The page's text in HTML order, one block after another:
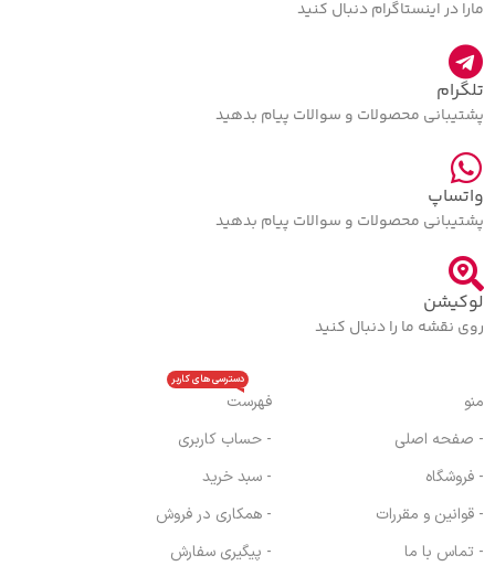
مارا در اینستاگرام دنبال کنید
تلگرام
پشتیبانی محصولات و سوالات پیام بدهید
واتساپ
پشتیبانی محصولات و سوالات پیام بدهید
لوکیشن
روی نقشه ما را دنبال کنید
منو
- صفحه اصلی
- فروشگاه
- قوانین و مقررات
- تماس با ما
فهرست
دسترسی های کاربر
- حساب کاربری
- سبد خرید
- همکاری در فروش
- پیگیری سفارش